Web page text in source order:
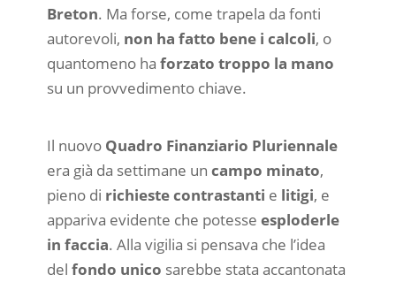
Breton. Ma forse, come trapela da fonti
autorevoli, non ha fatto bene i calcoli, o
quantomeno ha forzato troppo la mano
su un provvedimento chiave.
Il nuovo Quadro Finanziario Pluriennale
era già da settimane un campo minato,
pieno di richieste contrastanti e litigi, e
appariva evidente che potesse esploderle
in faccia. Alla vigilia si pensava che l’idea
del fondo unico sarebbe stata accantonata